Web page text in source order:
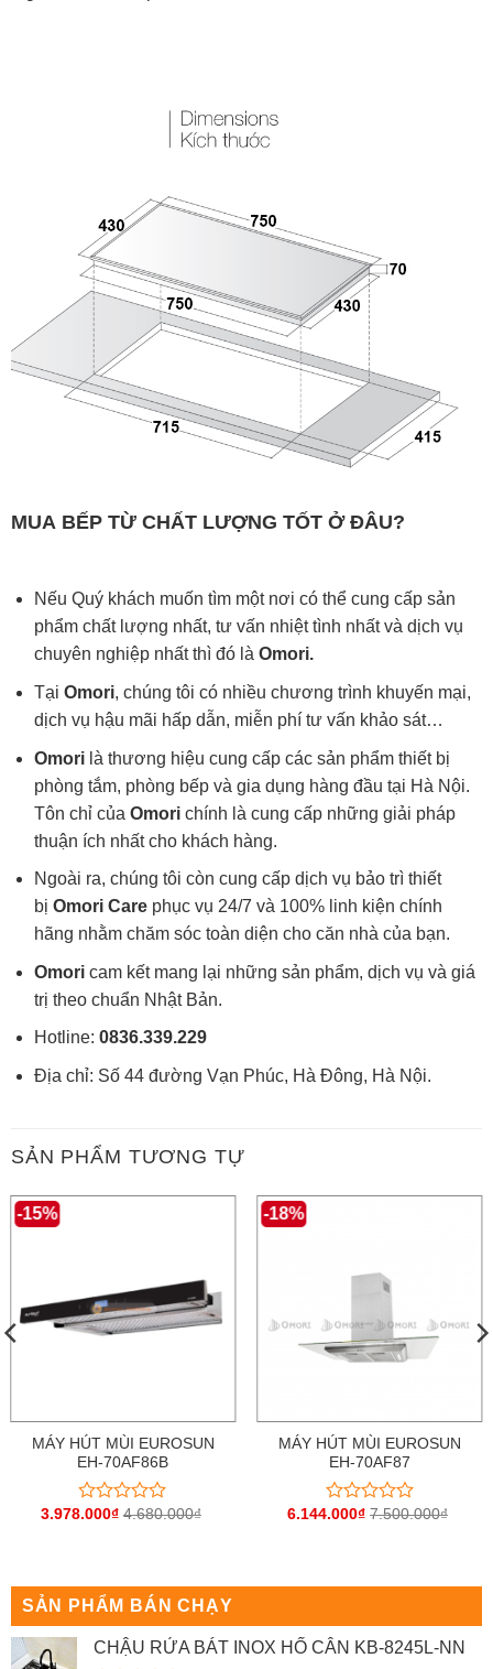
MUA BẾP TỪCHẤT LƯỢNG TỐT Ở ĐÂU?
Nếu Quý khách muốn tìm một nơi có thể cung cấp sản
phẩm chất lượng nhất, tư vấn nhiệt tình nhất và dịch vụ
chuyên nghiệp nhất thì đó là Omori.
Tại Omori, chúng tôi có nhiều chương trình khuyến mại,
dịch vụ hậu mãi hấp dẫn, miễn phí tư vấn khảo sát…
Omori là thương hiệu cung cấp các sản phẩm thiết bị
phòng tắm, phòng bếp và gia dụng hàng đầu tại Hà Nội.
Tôn chỉ của Omorichính là cung cấp những giải pháp
thuận ích nhất cho khách hàng.
Ngoài ra, chúng tôi còn cung cấp dịch vụ bảo trì thiết
bị Omori Carephục vụ 24/7 và 100% linh kiện chính
hãng nhằm chăm sóc toàn diện cho căn nhà của bạn.
Omoricam kết mang lại những sản phẩm, dịch vụ và giá
trị theo chuẩn Nhật Bản.
Hotline: 0836.339.229
Địa chỉ: Số 44 đường Vạn Phúc, Hà Đông, Hà Nội.
SẢN PHẨM TƯƠNG TỰ
-15%
MÁY HÚT MÙI EUROSUN
EH-70AF86B
Được
5
sao
3.978.000₫ 4.680.000₫
-18%
MÁY HÚT MÙI EUROSUN
EH-70AF87
Được
5
6.144.000₫ 7.500.000₫
SẢN PHẨM BÁN CHẠY
CHẬU RỬA BÁT INOX HỐ CÂN KB-8245L-NN